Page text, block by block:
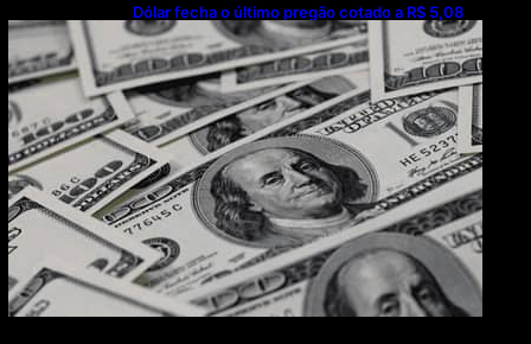
Dólar fecha o último pregão cotado a R$ 5,08